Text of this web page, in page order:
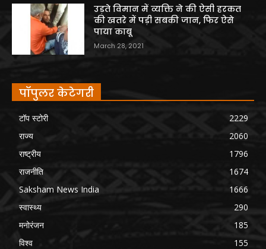
उड़ते विमान में व्यक्ति ने की ऐसी हरकत
की खतरे में पड़ी सबकी जान, फिर ऐसे
पाया काबू
March 28, 2021
पॉपुलर केटेगरी
टॉप स्टोरी
2229
राज्य
2060
राष्ट्रीय
1796
राजनीति
1674
Saksham News India
1666
स्वास्थ्य
290
मनोरंजन
185
विश्व
155